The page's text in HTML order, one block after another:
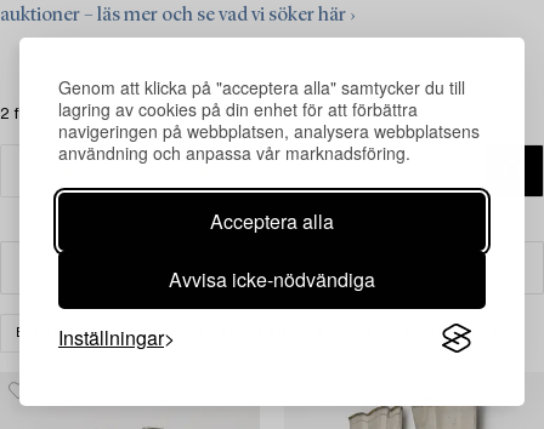
Genom att klicka på "acceptera alla" samtycker du till
lagring av cookies på din enhet för att förbättra
navigeringen på webbplatsen, analysera webbplatsens
användning och anpassa vår marknadsföring.
Acceptera alla
Avvisa icke-nödvändiga
Inställningar
auktioner – läs mer och se vad vi söker här ›
2 föremål
BELYSNING LJUSSTAKAR & KANDELABRAR RENSA ALLA